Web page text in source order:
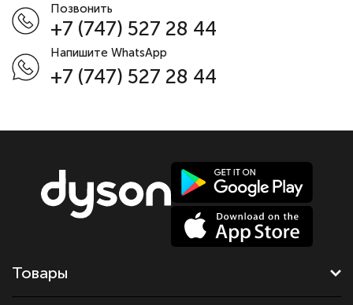
Позвонить
+7 (747) 527 28 44
Напишите WhatsApp
+7 (747) 527 28 44
Товары